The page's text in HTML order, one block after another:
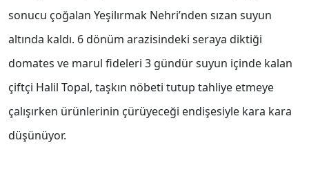
sonucu çoğalan Yeşilırmak Nehri’nden sızan suyun
altında kaldı. 6 dönüm arazisindeki seraya diktiği
domates ve marul fideleri 3 gündür suyun içinde kalan
çiftçi Halil Topal, taşkın nöbeti tutup tahliye etmeye
çalışırken ürünlerinin çürüyeceği endişesiyle kara kara
düşünüyor.